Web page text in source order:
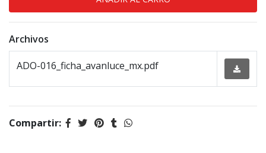
Archivos
ADO-016_ficha_avanluce_mx.pdf
Compartir: